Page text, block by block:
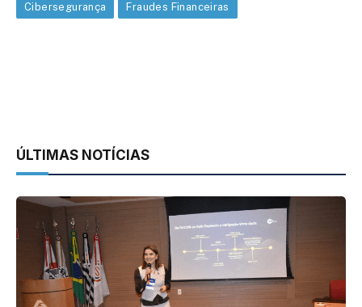
Cibersegurança Fraudes Financeiras
ÚLTIMAS NOTÍCIAS